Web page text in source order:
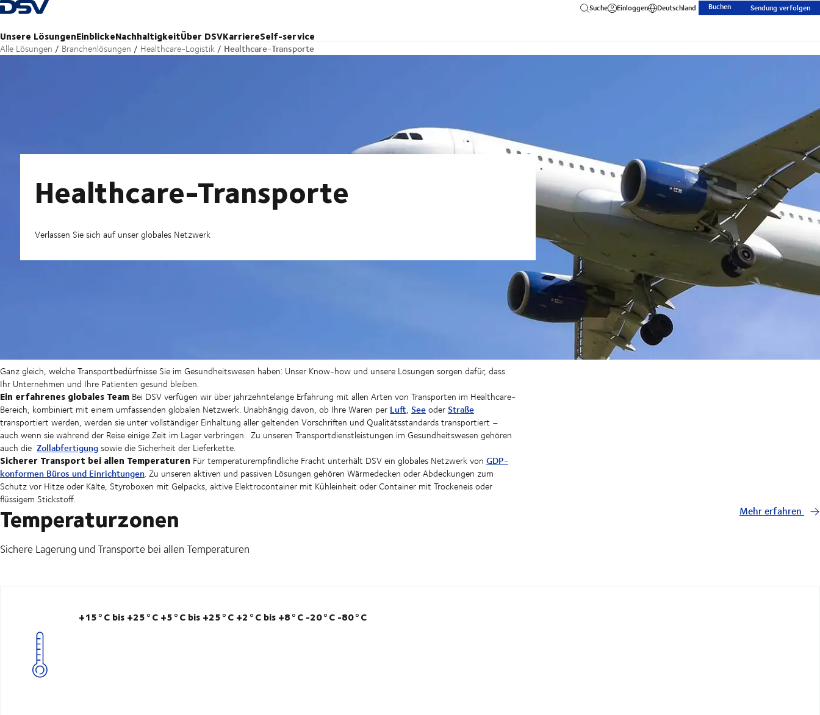
Zurück zur Startseite
Unsere LösungenEinblickeNachhaltigkeitÜber DSVKarriereSelf-service
Suche Einloggen Deutschland Buchen Sendung verfolgen
Alle Lösungen Branchenlösungen Healthcare-Logistik Healthcare-Transporte
Healthcare-Transporte
Verlassen Sie sich auf unser globales Netzwerk
Ganz gleich, welche Transportbedürfnisse Sie im Gesundheitswesen haben: Unser Know-how und unsere Lösungen sorgen dafür, dass
Ihr Unternehmen und Ihre Patienten gesund bleiben.
Ein erfahrenes globales Team Bei DSV verfügen wir über jahrzehntelange Erfahrung mit allen Arten von Transporten im Healthcare-
Bereich, kombiniert mit einem umfassenden globalen Netzwerk. Unabhängig davon, ob Ihre Waren per Luft, SeeoderStraße
transportiert werden, werden sie unter vollständiger Einhaltung aller geltenden Vorschriften und Qualitätsstandards transportiert –
auch wenn sie während der Reise einige Zeit im Lager verbringen. Zu unseren Transportdienstleistungen im Gesundheitswesen gehören
auch die Zollabfertigungsowie die Sicherheit der Lieferkette.
Sicherer Transport bei allen Temperaturen Für temperaturempfindliche Fracht unterhält DSV ein globales Netzwerk von GDP-
konformen Büros und Einrichtungen. Zu unseren aktiven und passiven Lösungen gehören Wärmedecken oder Abdeckungen zum
Schutz vor Hitze oder Kälte, Styroboxen mit Gelpacks, aktive Elektrocontainer mit Kühleinheit oder Container mit Trockeneis oder
flüssigem Stickstoff.
Temperaturzonen
Sichere Lagerung und Transporte bei allen Temperaturen
Mehr erfahren
+15°C bis +25°C +5°C bis +25°C +2°C bis +8°C -20°C -80°C